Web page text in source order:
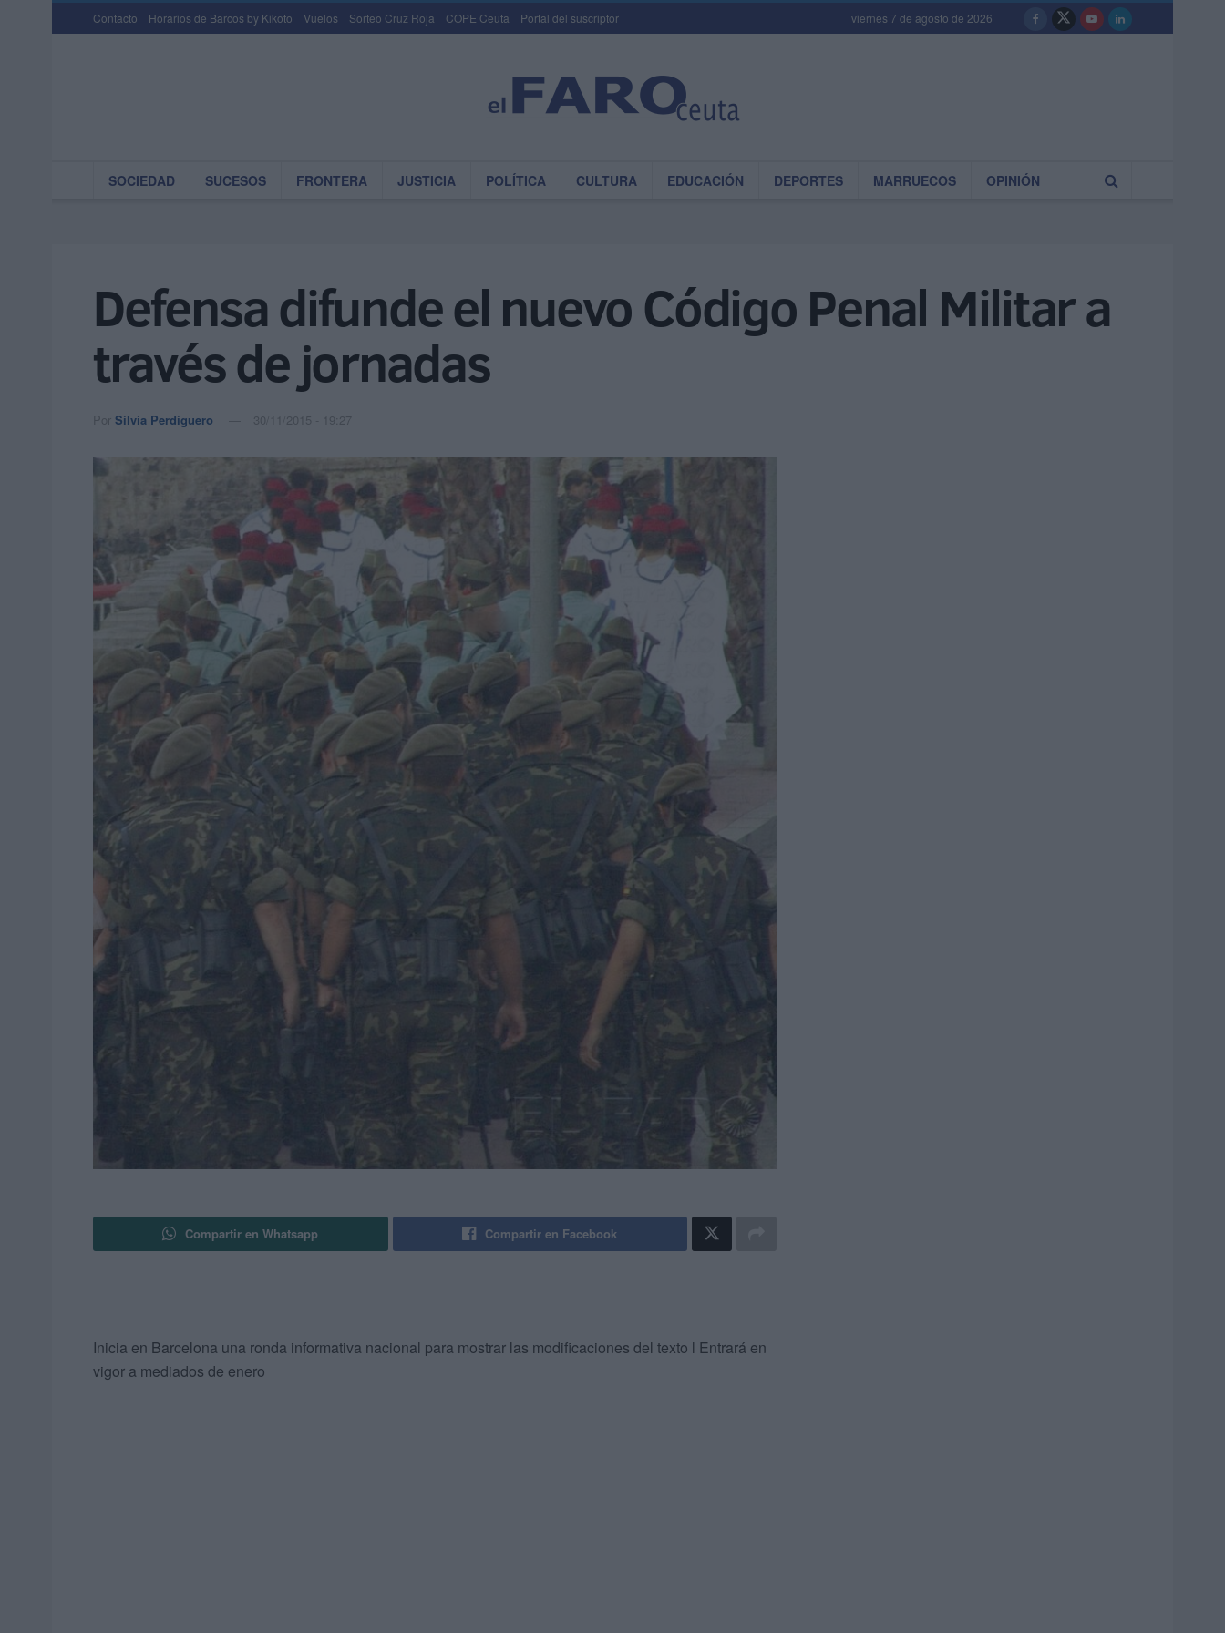
Contacto Horarios de Barcos by Kikoto Vuelos Sorteo Cruz Roja COPE Ceuta Portal del suscriptor viernes 7 de agosto de 2026
SOCIEDAD SUCESOS FRONTERA JUSTICIA POLÍTICA CULTURA EDUCACIÓN DEPORTES MARRUECOS OPINIÓN
Defensa difunde el nuevo Código Penal Militar a
través de jornadas
Por Silvia Perdiguero 30/11/2015 - 19:27
Compartir en Whatsapp Compartir en Facebook
Inicia en Barcelona una ronda informativa nacional para mostrar las modificaciones del texto l Entrará en
vigor a mediados de enero